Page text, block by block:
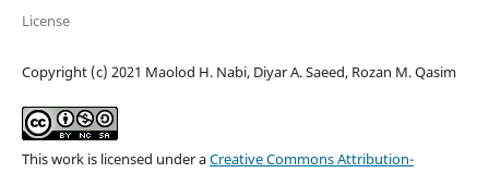
License
Copyright (c) 2021 Maolod H. Nabi, Diyar A. Saeed, Rozan M. Qasim
This work is licensed under aCreative Commons Attribution-